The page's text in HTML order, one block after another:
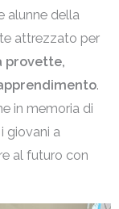
alunne della
attrezzato per
provette,
.
in memoria di
giovani a
al futuro con